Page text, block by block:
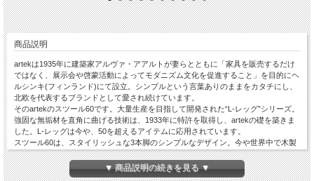
商品説明
artekは1935年に建築家アルヴァ・アアルトが妻らとともに「家具を販売するだけ
ではなく、展示会や啓蒙活動によってモダニズム文化を促進すること」を目的にヘ
ルシンキ(フィンランド)にて設立。シンプルという言葉ありのままをカタチにし、
北欧を代表するブランドとして愛され続けています。
そのartekのスツール60です。大量生産を目指して開発された“L-レッグ”シリーズ。
強固な無垢材を直角に曲げる技術は、1933年に特許を取得し、artekの礎を築きま
した。L-レッグは今や、50を超えるアイテムに応用されています。
スツール60は、スタイリッシュな3本脚のシンプルなデザイン。今や世界中で木製
スツールの元祖とも言える存在で、ロングライフデザイン賞も受賞しています。カ
ラフルなアイテムを取り入れたい方には非常にオススメです！
脚部はすべてラッカー塗装で、座面の加工はタイプによって異なります。すべてバ
▼ 商品説明の続きを見る ▼